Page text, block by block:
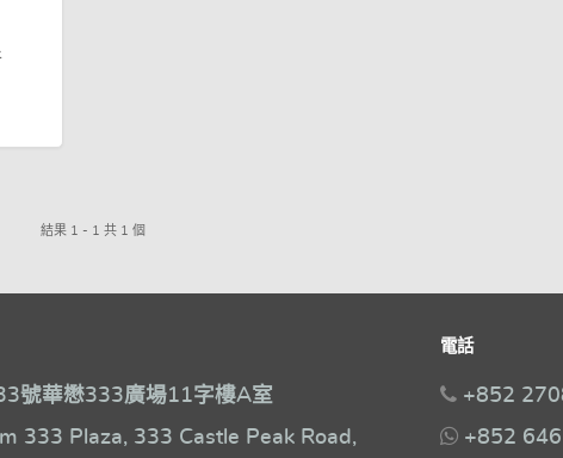
結果 1 - 1 共 1 個
號華懋333廣場11字樓A室
333 Plaza, 333 Castle Peak Road,
電話
+852
+852